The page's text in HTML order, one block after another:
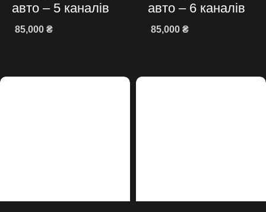
авто – 5 каналів
85,000 ₴
авто – 6 каналів
85,000 ₴